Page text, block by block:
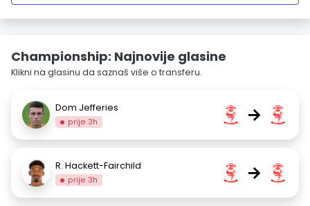
Championship: Najnovije glasine
Klikni na glasinu da saznaš više o transferu.
Dom Jefferies
prije 3h →
R. Hackett-Fairchild
prije 3h →